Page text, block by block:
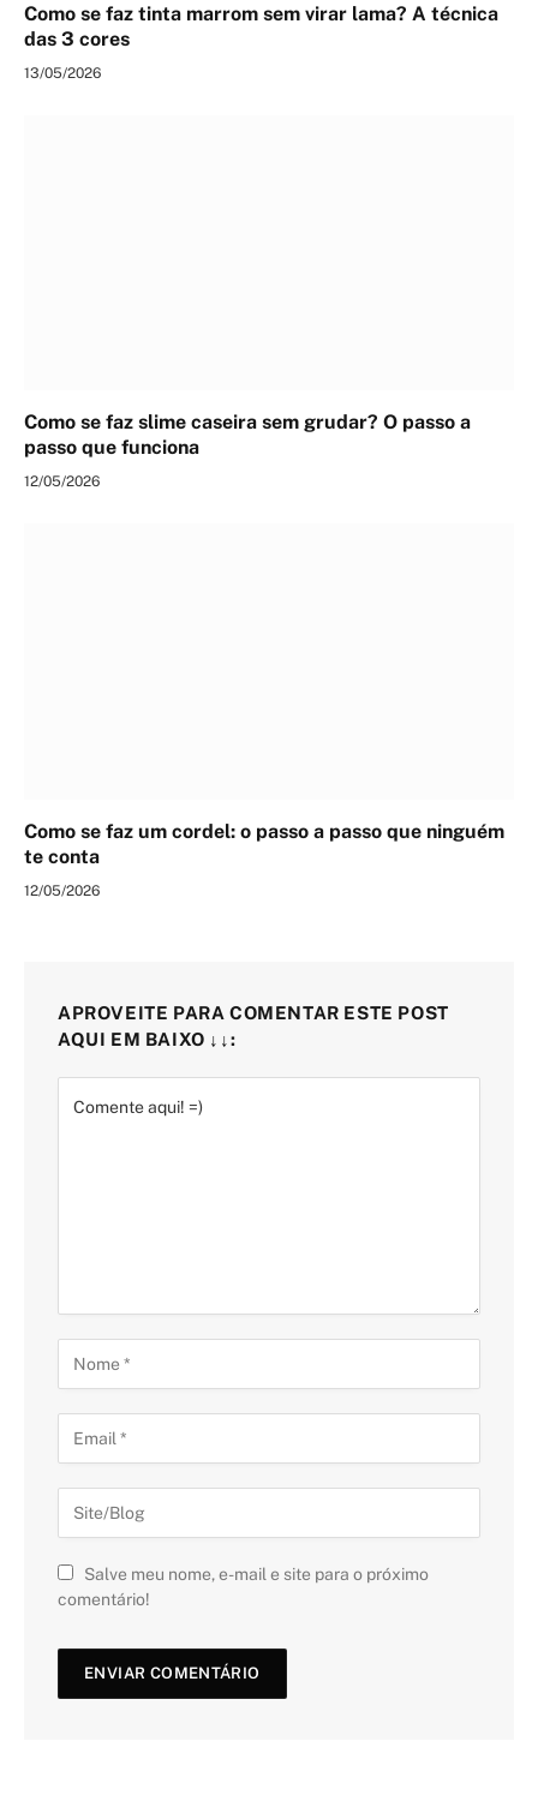
Como se faz tinta marrom sem virar lama? A técnica
das 3 cores
13/05/2026
Como se faz slime caseira sem grudar? O passo a
passo que funciona
12/05/2026
Como se faz um cordel: o passo a passo que ninguém
te conta
12/05/2026
APROVEITE PARA COMENTAR ESTE POST
AQUI EM BAIXO ↓↓:
Salve meu nome, e-mail e site para o próximo
comentário!